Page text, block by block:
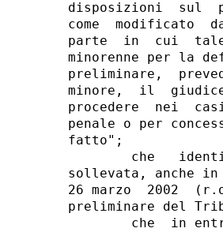
disposizioni  sul
come  modificato
parte  in  cui  tale
minorenne per la
preliminare,
minore,  il  giudice
procedere  nei
penale o per
fatto";
che
sollevata, anche
26 marzo  2002
preliminare del
che  in